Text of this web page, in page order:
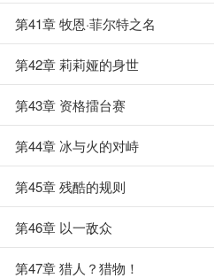
第41章 牧恩·菲尔特之名
第42章 莉莉娅的身世
第43章 资格擂台赛
第44章 冰与火的对峙
第45章 残酷的规则
第46章 以一敌众
第47章 猎人？猎物！